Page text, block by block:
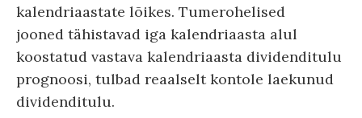
kalendriaastate lõikes. Tumerohelised
jooned tähistavad iga kalendriaasta alul
koostatud vastava kalendriaasta dividenditulu
prognoosi, tulbad reaalselt kontole laekunud
dividenditulu.